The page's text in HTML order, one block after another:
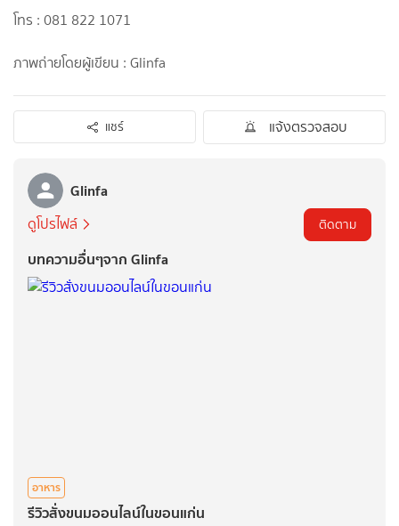
โทร : 081 822 1071
ภาพถ่ายโดยผู้เขียน : Glinfa
แชร์ แจ้งตรวจสอบ
Glinfa
ดูโปรไฟล์ ติดตาม
บทความอื่นๆจาก Glinfa
อาหาร
รีวิวสั่งขนมออนไลน์ในขอนแก่น